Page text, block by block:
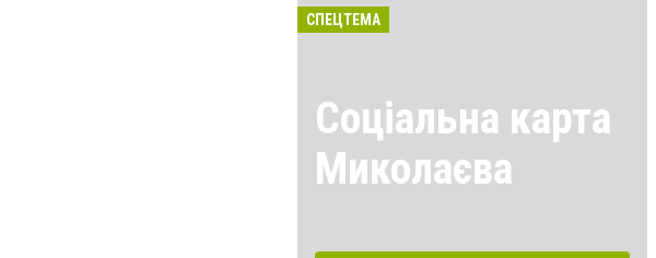
СПЕЦТЕМА
Соціальна карта
Миколаєва